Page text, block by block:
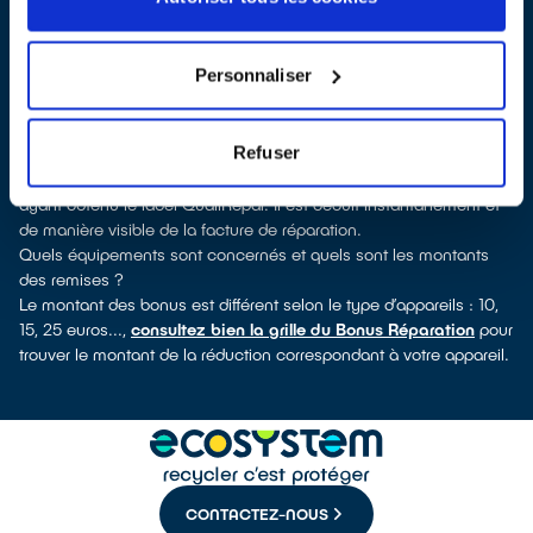
Personnaliser
Refuser
. En cliquant sur la fiche détaillée du réparateur, vous
verrez pour quels types d’appareils ce professionnel a obtenu le
télévision, téléphone mobile, outils électriques : à chaque famille
d’équipements son réparateur spécialisé et labellisé QualiRépar.
Consulter l’annuaire
Comment bénéficier du Bonus Réparation à Venansault ?
Le Bonus Réparation est en vigueur chez tous les réparateurs
ayant obtenu le label QualiRépar. Il est déduit instantanément et
de manière visible de la facture de réparation.
Quels équipements sont concernés et quels sont les montants
des remises ?
Le montant des bonus est différent selon le type d’appareils : 10,
15, 25 euros..., consultez bien la grille du Bonus Réparation pour
trouver le montant de la réduction correspondant à votre appareil.
CONTACTEZ-NOUS